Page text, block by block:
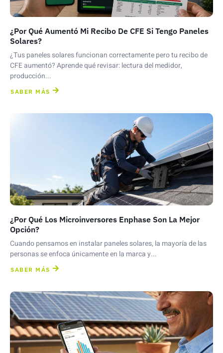
¿Por Qué Aumentó Mi Recibo De CFE Si Tengo Paneles
Solares?
¿Tus paneles solares funcionan correctamente pero tu recibo de
CFE aumentó? Aprende qué revisar: lectura del medidor,
producción...
SABER MÁS
¿Por Qué Los Microinversores Enphase Son La Mejor
Opción?
Cuando pensamos en instalar paneles solares, la mayoría de las
personas se enfoca únicamente en la marca y...
SABER MÁS